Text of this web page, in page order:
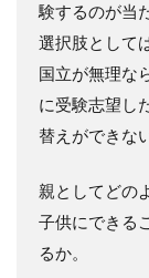
験するのが当
選択肢として
国立が無理な
に受験志望し
替えができな
親としてどの
子供にできる
るか。